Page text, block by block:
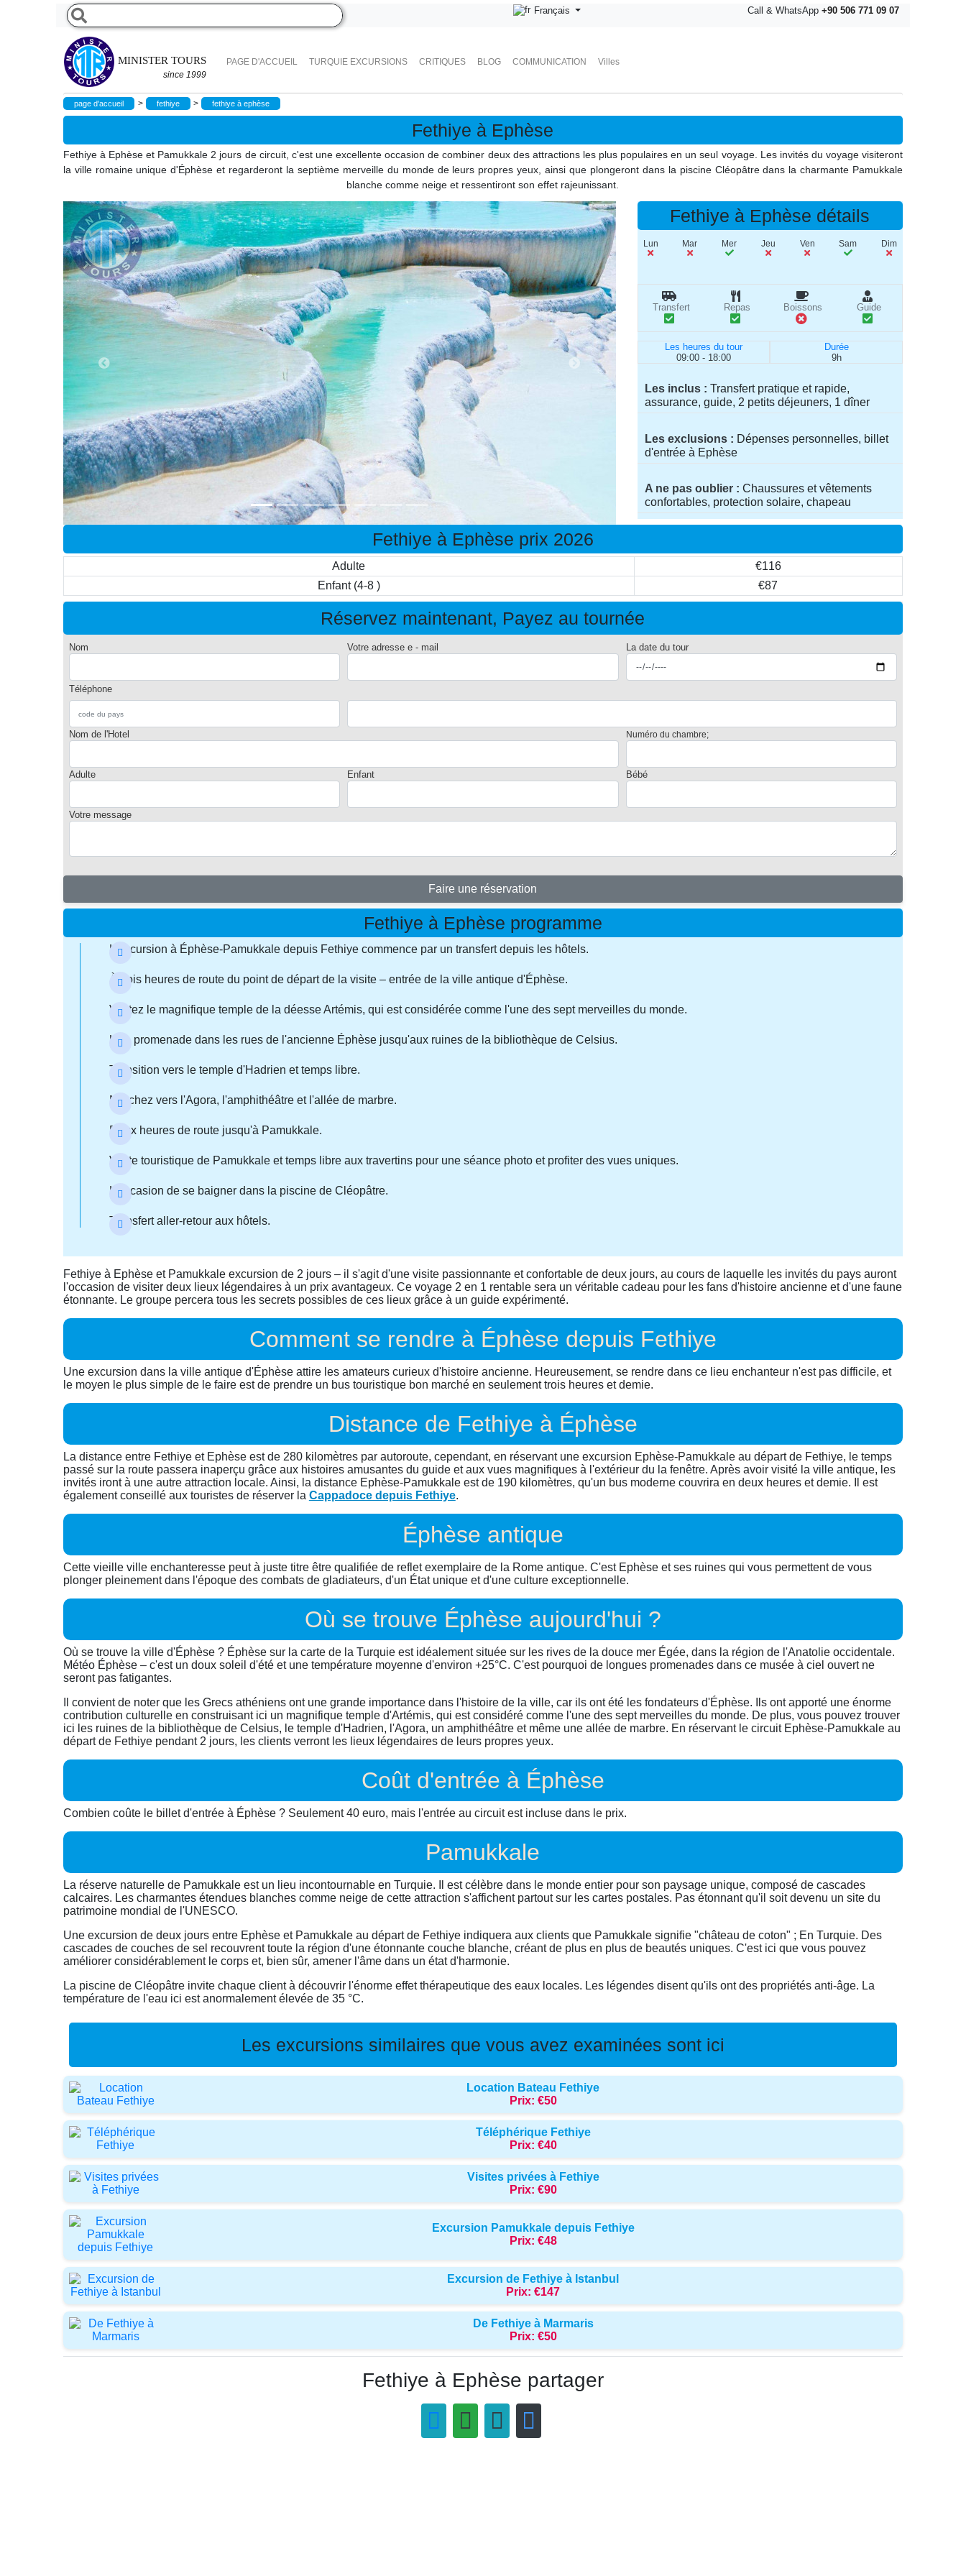
MINISTER TOURS
since 1999
PAGE D'ACCUEIL TURQUIE EXCURSIONS CRITIQUES BLOG COMMUNICATION Villes
Français Call & WhatsApp +90 506 771 09 07
page d'accueil > fethiye > fethiye à ephèse
Fethiye à Ephèse
Fethiye à Ephèse et Pamukkale 2 jours de circuit, c'est une excellente occasion de combiner deux des attractions les plus populaires en un seul voyage. Les invités du voyage visiteront
la ville romaine unique d'Éphèse et regarderont la septième merveille du monde de leurs propres yeux, ainsi que plongeront dans la piscine Cléopâtre dans la charmante Pamukkale
blanche comme neige et ressentiront son effet rajeunissant.
Fethiye à Ephèse détails
Lun Mar Mer Jeu Ven Sam Dim
Transfert Repas Boissons Guide
Les heures du tour
09:00 - 18:00
Durée
9h
Les inclus
Transfert pratique et rapide,
assurance, guide, 2 petits déjeuners, 1 dîner
Les exclusions
Dépenses personnelles, billet
d'entrée à Ephèse
A ne pas oublier
Chaussures et vêtements
confortables, protection solaire, chapeau
Fethiye à Ephèse prix 2026
Adulte
€116
Enfant (4-8 )
€87
Réservez maintenant, Payez au tournée
Nom Votre adresse e - mail La date du tour
Téléphone
Nom de l'Hotel Numéro du chambre;
Adulte Enfant Bébé
Votre message
Faire une réservation
Fethiye à Ephèse programme
L'excursion à Éphèse-Pamukkale depuis Fethiye commence par un transfert depuis les hôtels.
À trois heures de route du point de départ de la visite – entrée de la ville antique d'Éphèse.
Visitez le magnifique temple de la déesse Artémis, qui est considérée comme l'une des sept merveilles du monde.
Une promenade dans les rues de l'ancienne Éphèse jusqu'aux ruines de la bibliothèque de Celsius.
Transition vers le temple d'Hadrien et temps libre.
Marchez vers l'Agora, l'amphithéâtre et l'allée de marbre.
Deux heures de route jusqu'à Pamukkale.
Visite touristique de Pamukkale et temps libre aux travertins pour une séance photo et profiter des vues uniques.
L'occasion de se baigner dans la piscine de Cléopâtre.
Transfert aller-retour aux hôtels.
Fethiye à Ephèse et Pamukkale excursion de 2 jours – il s'agit d'une visite passionnante et confortable de deux jours, au cours de laquelle les invités du pays auront
l'occasion de visiter deux lieux légendaires à un prix avantageux. Ce voyage 2 en 1 rentable sera un véritable cadeau pour les fans d'histoire ancienne et d'une faune
étonnante. Le groupe percera tous les secrets possibles de ces lieux grâce à un guide expérimenté.
Comment se rendre à Éphèse depuis Fethiye
Une excursion dans la ville antique d'Éphèse attire les amateurs curieux d'histoire ancienne. Heureusement, se rendre dans ce lieu enchanteur n'est pas difficile, et
le moyen le plus simple de le faire est de prendre un bus touristique bon marché en seulement trois heures et demie.
Distance de Fethiye à Éphèse
La distance entre Fethiye et Ephèse est de 280 kilomètres par autoroute, cependant, en réservant une excursion Ephèse-Pamukkale au départ de Fethiye, le temps
passé sur la route passera inaperçu grâce aux histoires amusantes du guide et aux vues magnifiques à l'extérieur du la fenêtre. Après avoir visité la ville antique, les
invités iront à une autre attraction locale. Ainsi, la distance Ephèse-Pamukkale est de 190 kilomètres, qu'un bus moderne couvrira en deux heures et demie. Il est
également conseillé aux touristes de réserver la Cappadoce depuis Fethiye.
Éphèse antique
Cette vieille ville enchanteresse peut à juste titre être qualifiée de reflet exemplaire de la Rome antique. C'est Ephèse et ses ruines qui vous permettent de vous
plonger pleinement dans l'époque des combats de gladiateurs, d'un État unique et d'une culture exceptionnelle.
Où se trouve Éphèse aujourd'hui ?
Où se trouve la ville d'Éphèse ? Éphèse sur la carte de la Turquie est idéalement située sur les rives de la douce mer Égée, dans la région de l'Anatolie occidentale.
Météo Éphèse – c'est un doux soleil d'été et une température moyenne d'environ +25°C. C'est pourquoi de longues promenades dans ce musée à ciel ouvert ne
seront pas fatigantes.
Il convient de noter que les Grecs athéniens ont une grande importance dans l'histoire de la ville, car ils ont été les fondateurs d'Éphèse. Ils ont apporté une énorme
contribution culturelle en construisant ici un magnifique temple d'Artémis, qui est considéré comme l'une des sept merveilles du monde. De plus, vous pouvez trouver
ici les ruines de la bibliothèque de Celsius, le temple d'Hadrien, l'Agora, un amphithéâtre et même une allée de marbre. En réservant le circuit Ephèse-Pamukkale au
départ de Fethiye pendant 2 jours, les clients verront les lieux légendaires de leurs propres yeux.
Coût d'entrée à Éphèse
Combien coûte le billet d'entrée à Éphèse ? Seulement 40 euro, mais l'entrée au circuit est incluse dans le prix.
Pamukkale
La réserve naturelle de Pamukkale est un lieu incontournable en Turquie. Il est célèbre dans le monde entier pour son paysage unique, composé de cascades
calcaires. Les charmantes étendues blanches comme neige de cette attraction s'affichent partout sur les cartes postales. Pas étonnant qu'il soit devenu un site du
patrimoine mondial de l'UNESCO.
Une excursion de deux jours entre Ephèse et Pamukkale au départ de Fethiye indiquera aux clients que Pamukkale signifie "château de coton" ; En Turquie. Des
cascades de couches de sel recouvrent toute la région d'une étonnante couche blanche, créant de plus en plus de beautés uniques. C'est ici que vous pouvez
améliorer considérablement le corps et, bien sûr, amener l'âme dans un état d'harmonie.
La piscine de Cléopâtre invite chaque client à découvrir l'énorme effet thérapeutique des eaux locales. Les légendes disent qu'ils ont des propriétés anti-âge. La
température de l'eau ici est anormalement élevée de 35 °C.
Les excursions similaires que vous avez examinées sont ici
Location Bateau Fethiye
Prix: €50
Téléphérique Fethiye
Prix: €40
Visites privées à Fethiye
Prix: €90
Excursion Pamukkale depuis Fethiye
Prix: €48
Excursion de Fethiye à Istanbul
Prix: €147
De Fethiye à Marmaris
Prix: €50
Fethiye à Ephèse partager